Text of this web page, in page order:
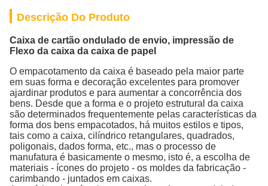
Descrição Do Produto
Caixa de cartão ondulado de envio, impressão de
Flexo da caixa da caixa de papel
O empacotamento da caixa é baseado pela maior parte
em suas forma e decoração excelentes para promover
ajardinar produtos e para aumentar a concorrência dos
bens. Desde que a forma e o projeto estrutural da caixa
são determinados frequentemente pelas características da
forma dos bens empacotados, há muitos estilos e tipos,
tais como a caixa, cilíndrico retangulares, quadrados,
poligonais, dados forma, etc., mas o processo de
manufatura é basicamente o mesmo, isto é, a escolha de
materiais - ícones do projeto - os moldes da fabricação -
carimbando - juntados em caixas.